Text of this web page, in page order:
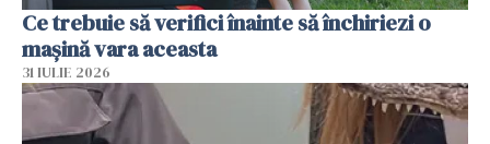
Ce trebuie să verifici înainte să închiriezi o
mașină vara aceasta
31 IULIE 2026